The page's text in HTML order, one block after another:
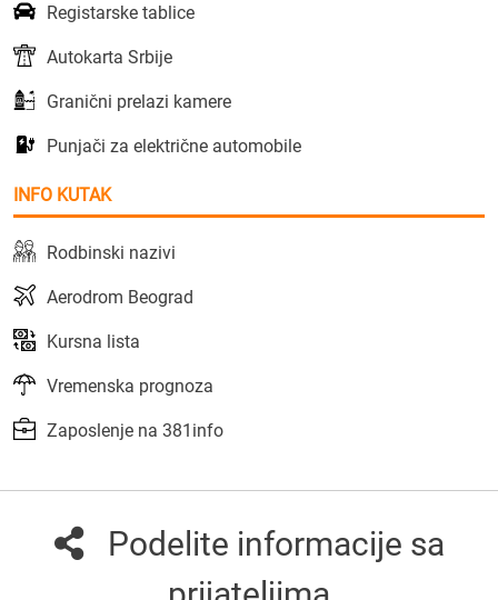
Registarske tablice
Autokarta Srbije
Granični prelazi kamere
Punjači za električne automobile
INFO KUTAK
Rodbinski nazivi
Aerodrom Beograd
Kursna lista
Vremenska prognoza
Zaposlenje na 381info
Podelite informacije sa